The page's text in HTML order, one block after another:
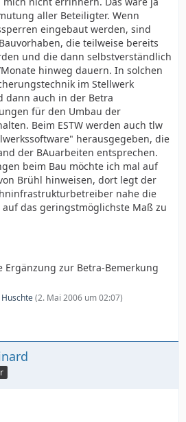
aller Beteiligter. Wenn
eingebaut werden, sind
die teilweise bereits
und die dann selbstverständlich
hinweg dauern. In solchen
im Stellwerk
dann auch in der Betra
für den Umbau der
Beim ESTW werden auch tlw
herausgegeben, die
der BAuarbeiten entsprechen.
beim Bau möchte ich mal auf
Brühl hinweisen, dort legt der
nahe die
das geringstmöglichste Maß zu
zur Betra-Bemerkung
Huschte(2. Mai 2006 um 02:07)